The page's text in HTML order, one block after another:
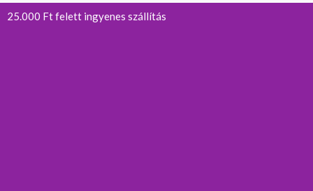
25.000 Ft felett ingyenes szállítás